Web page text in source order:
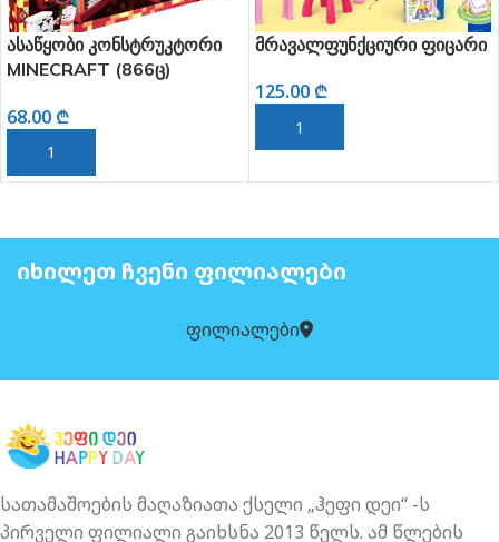
ასაწყობი კონსტრუკტორი
MINECRAFT (866ც)
68.00 ₾
ᲙᲐᲚᲐᲗᲐᲨᲘ ᲓᲐᲛᲐᲢᲔᲑᲐ
მრავალფუნქციური ფიცარი
125.00 ₾
ᲙᲐᲚᲐᲗᲐᲨᲘ ᲓᲐᲛᲐᲢᲔᲑᲐ
ᲘᲮᲘᲚᲔᲗ ᲩᲕᲔᲜᲘ ᲤᲘᲚᲘᲐᲚᲔᲑᲘ
ფილიალები
სათამაშოების მაღაზიათა ქსელი „ჰეფი დეი“ -ს
პირველი ფილიალი გაიხსნა 2013 წელს. ამ წლების